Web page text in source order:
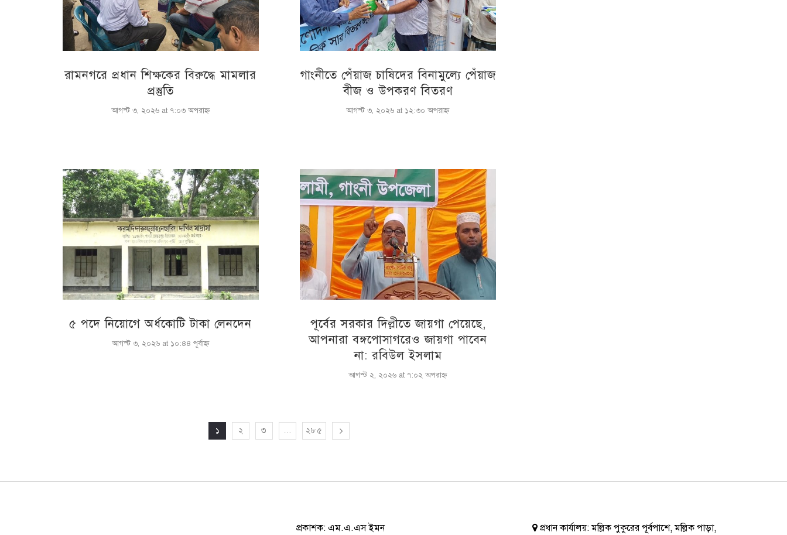
রামনগরে প্রধান শিক্ষকের বিরুদ্ধে মামলার
প্রস্তুতি
আগস্ট ৩, ২০২৬ at ৭:০৩ অপরাহ্ণ
গাংনীতে পেঁয়াজ চাষিদের বিনামুল্যে পেঁয়াজ
বীজ ও উপকরণ বিতরণ
আগস্ট ৩, ২০২৬ at ১২:৩০ অপরাহ্ণ
৫ পদে নিয়োগে অর্ধকোটি টাকা লেনদেন
আগস্ট ৩, ২০২৬ at ১০:৪৪ পূর্বাহ্ণ
পূর্বের সরকার দিল্লীতে জায়গা পেয়েছে,
আপনারা বঙ্গপোসাগরেও জায়গা পাবেন
না: রবিউল ইসলাম
আগস্ট ২, ২০২৬ at ৭:০২ অপরাহ্ণ
১ ২ ৩ … ২৮৫
প্রকাশক: এম.এ.এস ইমন প্রধান কার্যালয়:মল্লিক পুকুরের পূর্বপাশে, মল্লিক পাড়া,